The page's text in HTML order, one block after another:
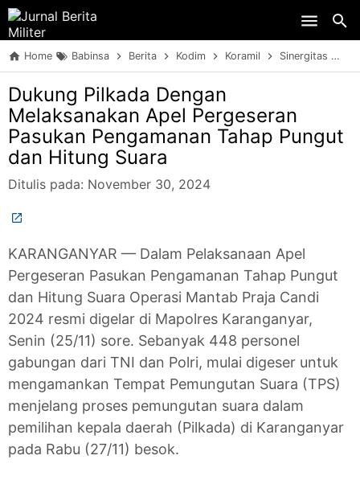
Home Babinsa Berita Kodim Koramil Sinergitas
Dukung Pilkada Dengan
Melaksanakan Apel Pergeseran
Pasukan Pengamanan Tahap Pungut
dan Hitung Suara
Ditulis pada: November 30, 2024
KARANGANYAR — Dalam Pelaksanaan Apel
Pergeseran Pasukan Pengamanan Tahap Pungut
dan Hitung Suara Operasi Mantab Praja Candi
2024 resmi digelar di Mapolres Karanganyar,
Senin (25/11) sore. Sebanyak 448 personel
gabungan dari TNI dan Polri, mulai digeser untuk
mengamankan Tempat Pemungutan Suara (TPS)
menjelang proses pemungutan suara dalam
pemilihan kepala daerah (Pilkada) di Karanganyar
pada Rabu (27/11) besok.